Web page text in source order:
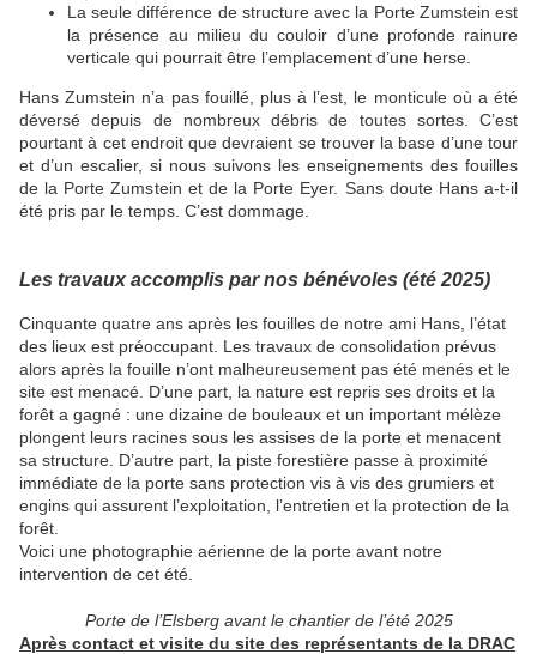
La seule différence de structure avec la Porte Zumstein est
la présence au milieu du couloir d’une profonde rainure
verticale qui pourrait être l’emplacement d’une herse.
Hans Zumstein n’a pas fouillé, plus à l’est, le monticule où a été
déversé depuis de nombreux débris de toutes sortes. C’est
pourtant à cet endroit que devraient se trouver la base d’une tour
et d’un escalier, si nous suivons les enseignements des fouilles
de la Porte Zumstein et de la Porte Eyer. Sans doute Hans a-t-il
été pris par le temps. C’est dommage.
Les travaux accomplis par nos bénévoles (été 2025)
Cinquante quatre ans après les fouilles de notre ami Hans, l’état
des lieux est préoccupant. Les travaux de consolidation prévus
alors après la fouille n’ont malheureusement pas été menés et le
site est menacé. D’une part, la nature est repris ses droits et la
forêt a gagné : une dizaine de bouleaux et un important mélèze
plongent leurs racines sous les assises de la porte et menacent
sa structure. D’autre part, la piste forestière passe à proximité
immédiate de la porte sans protection vis à vis des grumiers et
engins qui assurent l’exploitation, l’entretien et la protection de la
forêt.
Voici une photographie aérienne de la porte avant notre
intervention de cet été.
Porte de l’Elsberg avant le chantier de l’été 2025
Après contact et visite du site des représentants de la DRAC